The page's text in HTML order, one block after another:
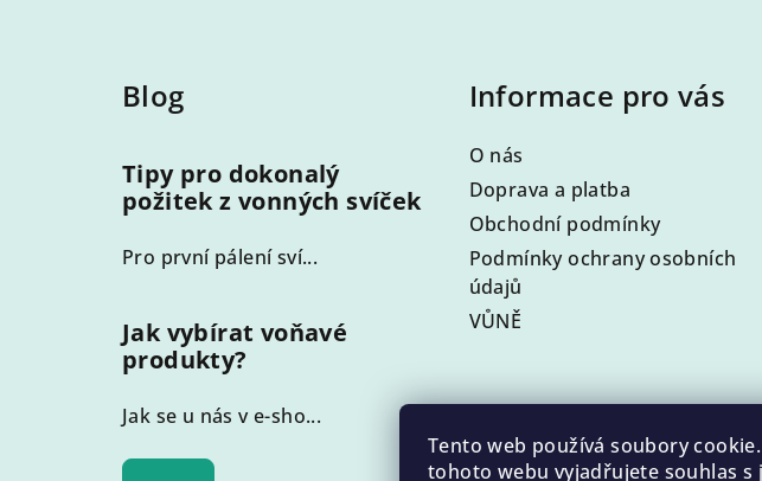
Tento web používá soubory
tohoto webu vyjadřujete souhlas s
Blog
Tipy pro dokonalý
požitek z vonných svíček
Pro první pálení sví...
Jak vybírat voňavé
produkty?
Jak se u nás v e-sho...
Informace pro vás
O nás
Doprava a platba
Obchodní podmínky
Podmínky ochrany osobních
údajů
VŮNĚ